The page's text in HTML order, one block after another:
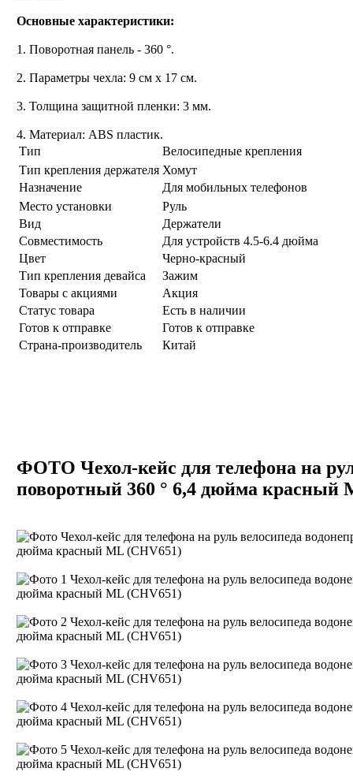
Основные характеристики:
1. Поворотная панель - 360 °.
2. Параметры чехла: 9 см х 17 см.
3. Толщина защитной пленки: 3 мм.
4. Материал: ABS пластик.
Тип
Велосипедные крепления
Тип крепления держателя Хомут
Назначение
Для мобильных телефонов
Место установки
Руль
Вид
Держатели
Совместимость
Для устройств 4.5-6.4 дюйма
Цвет
Черно-красный
Тип крепления девайса
Зажим
Товары с акциями
Акция
Статус товара
Есть в наличии
Готов к отправке
Готов к отправке
Страна-производитель
Китай
ФОТО Чехол-кейс для телефона на
поворотный 360 ° 6,4 дюйма красный